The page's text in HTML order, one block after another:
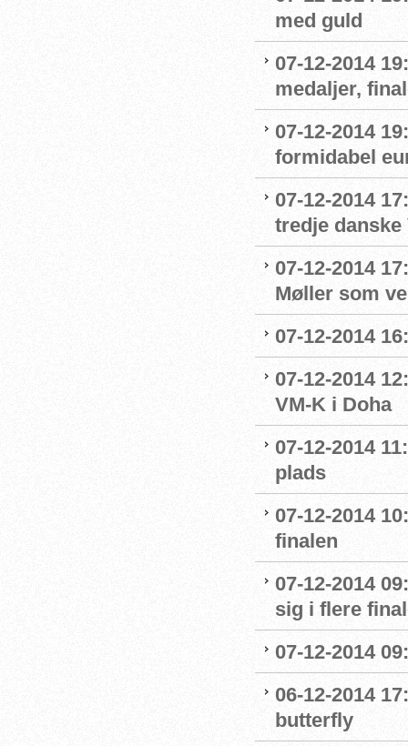
med guld
07-12-2014
medaljer,
07-12-2014
formidabel
07-12-2014
tredje danske
07-12-2014
Møller som
07-12-2014
07-12-2014
VM-K i Doha
07-12-2014
plads
07-12-2014
finalen
07-12-2014
sig i flere
07-12-2014
06-12-2014
butterfly